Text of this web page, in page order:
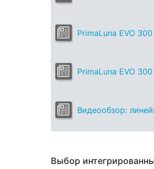
PrimaLuna EVO
PrimaLuna EVO
Видеообзор:
Выбор